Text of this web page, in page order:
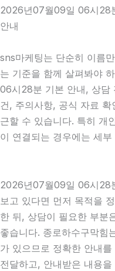
2026년07월09일 06시28
안내
sns마케팅는 단순히 이름
는 기준을 함께 살펴봐야
06시28분 기본 안내, 상담
건, 주의사항, 공식 자료
근할 수 있습니다. 특히 개
이 연결되는 경우에는 세
2026년07월09일 06시28
보고 있다면 먼저 목적을
한 뒤, 상담이 필요한 부분
좋습니다. 종로하수구막힘
가 있으므로 정확한 안내
전달하고, 안내받은 내용